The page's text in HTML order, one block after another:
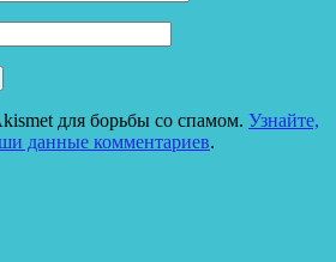
для борьбы со спамом. Узнайте,
данные комментариев.